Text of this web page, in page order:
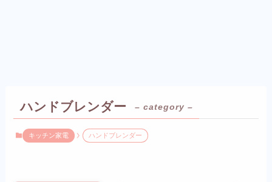
ハンドブレンダー – category –
キッチン家電 ハンドブレンダー